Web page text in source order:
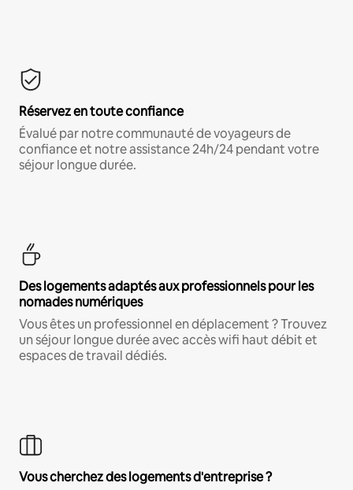
Réservez en toute confiance
Évalué par notre communauté de voyageurs de
confiance et notre assistance 24h/24 pendant votre
séjour longue durée.
Des logements adaptés aux professionnels pour les
nomades numériques
Vous êtes un professionnel en déplacement ? Trouvez
un séjour longue durée avec accès wifi haut débit et
espaces de travail dédiés.
Vous cherchez des logements d'entreprise ?